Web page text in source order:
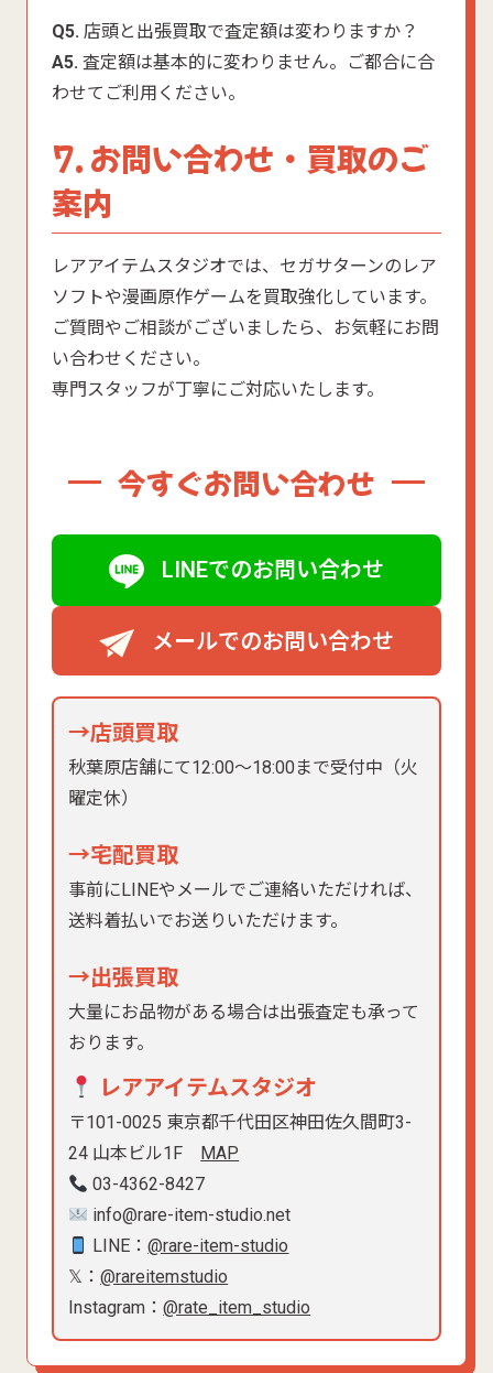
Q5. 店頭と出張買取で査定額は変わりますか？
A5. 査定額は基本的に変わりません。ご都合に合
わせてご利用ください。
7. お問い合わせ・買取のご
案内
レアアイテムスタジオでは、セガサターンのレア
ソフトや漫画原作ゲームを買取強化しています。
ご質問やご相談がございましたら、お気軽にお問
い合わせください。
専門スタッフが丁寧にご対応いたします。
今すぐお問い合わせ
LINEでのお問い合わせ
メールでのお問い合わせ
→店頭買取
秋葉原店舗にて12:00〜18:00まで受付中（火
曜定休）
→宅配買取
事前にLINEやメールでご連絡いただければ、
送料着払いでお送りいただけます。
→出張買取
大量にお品物がある場合は出張査定も承って
おります。
レアアイテムスタジオ
〒101-0025 東京都千代田区神田佐久間町3-
24 山本ビル1F
MAP
03-4362-8427
info@rare-item-studio.net
LINE：@rare-item-studio
𝕏：@rareitemstudio
Instagram：@rate_item_studio